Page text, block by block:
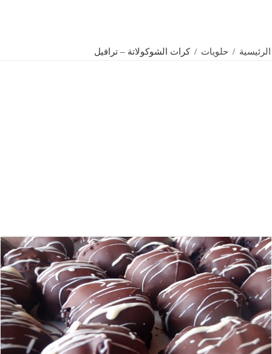
الرئيسية / حلويات / كرات الشوكولاتة – ترافيل